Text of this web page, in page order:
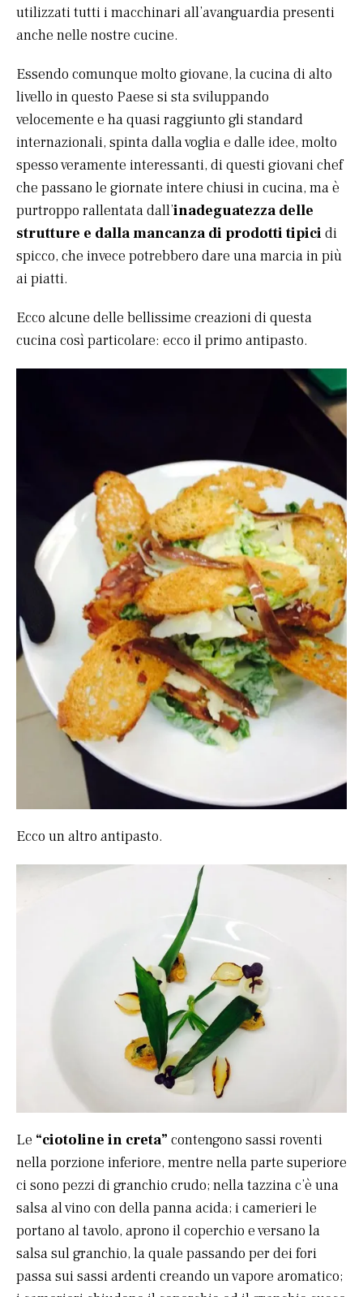
utilizzati tutti i macchinari all’avanguardia presenti
anche nelle nostre cucine.
Essendo comunque molto giovane, la cucina di alto
livello in questo Paese si sta sviluppando
velocemente e ha quasi raggiunto gli standard
internazionali, spinta dalla voglia e dalle idee, molto
spesso veramente interessanti, di questi giovani chef
che passano le giornate intere chiusi in cucina, ma è
purtroppo rallentata dall’inadeguatezza delle
strutture e dalla mancanza di prodotti tipici di
spicco, che invece potrebbero dare una marcia in più
ai piatti.
Ecco alcune delle bellissime creazioni di questa
cucina così particolare: ecco il primo antipasto.
Ecco un altro antipasto.
Le “ciotoline in creta” contengono sassi roventi
nella porzione inferiore, mentre nella parte superiore
ci sono pezzi di granchio crudo; nella tazzina c’è una
salsa al vino con della panna acida; i camerieri le
portano al tavolo, aprono il coperchio e versano la
salsa sul granchio, la quale passando per dei fori
passa sui sassi ardenti creando un vapore aromatico;